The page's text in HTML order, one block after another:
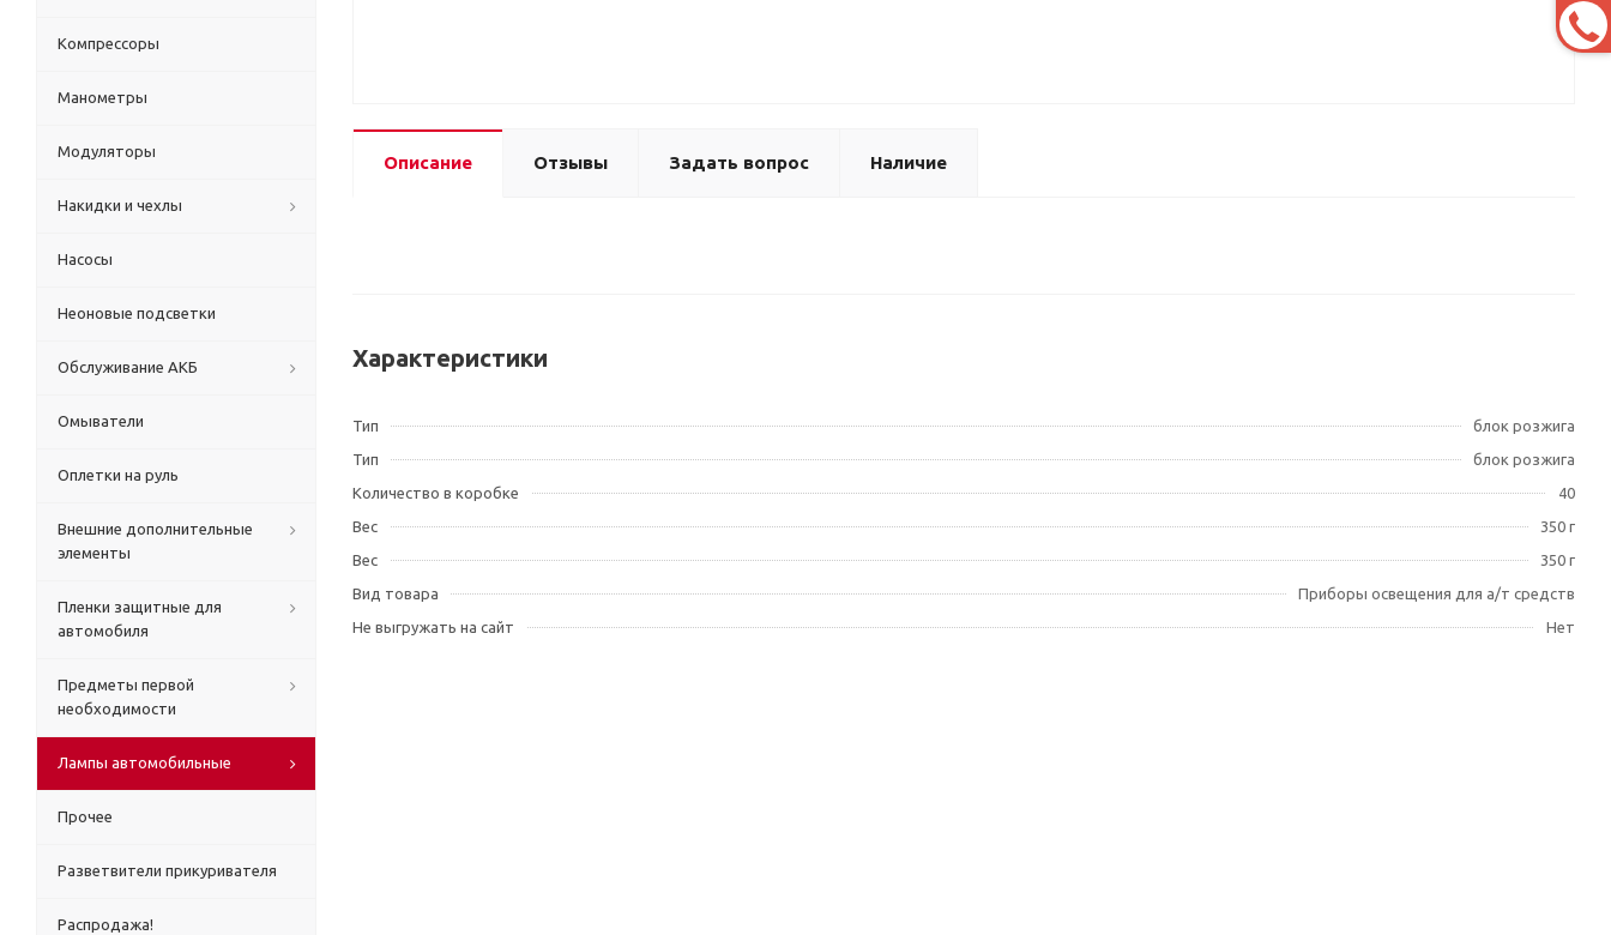
Описание Отзывы Задать вопрос Наличие
Характеристики
Тип
блок розжига
Тип
блок розжига
Количество в коробке
40
Вес
350 г
Вес
350 г
Вид товара
Приборы освещения для а/т средств
Не выгружать на сайт
Нет
Компрессоры
Манометры
Модуляторы
Накидки и чехлы
Насосы
Неоновые подсветки
Обслуживание АКБ
Омыватели
Оплетки на руль
Внешние дополнительные
элементы
Пленки защитные для
автомобиля
Предметы первой
необходимости
Лампы автомобильные
Прочее
Разветвители прикуривателя
Распродажа!